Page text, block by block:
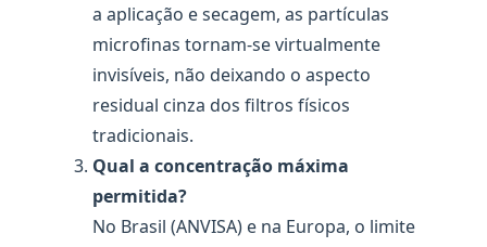
a aplicação e secagem, as partículas
microfinas tornam-se virtualmente
invisíveis, não deixando o aspecto
residual cinza dos filtros físicos
tradicionais.
Qual a concentração máxima
permitida?
No Brasil (ANVISA) e na Europa, o limite